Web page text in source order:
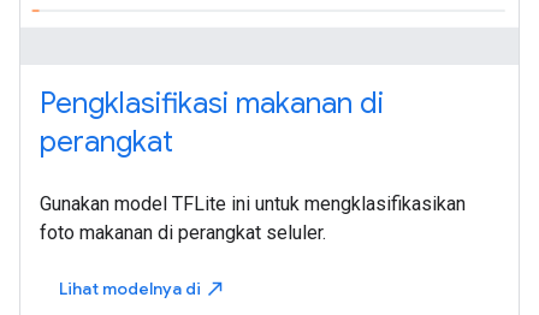
Pengklasifikasi makanan di
perangkat
Gunakan model TFLite ini untuk mengklasifikasikan
foto makanan di perangkat seluler.
Lihat modelnya di north_east